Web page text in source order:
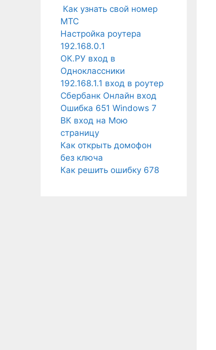
Как узнать свой номер
МТС
Настройка роутера
192.168.0.1
ОК.РУ вход в
Одноклассники
192.168.1.1 вход в роутер
Сбербанк Онлайн вход
Ошибка 651 Windows 7
ВК вход на Мою
страницу
Как открыть домофон
без ключа
Как решить ошибку 678